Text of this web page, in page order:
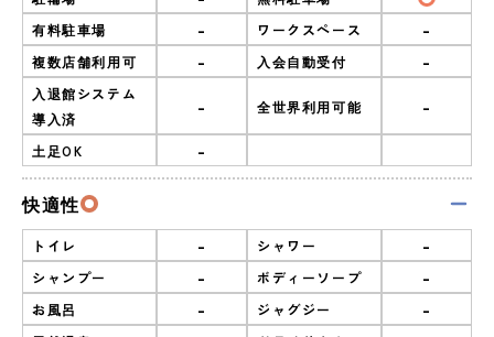
有料駐車場
- ワークスペース -
複数店舗利用可 - 入会自動受付 -
入退館システム
導入済
- 全世界利用可能 -
土足OK -
快適性
トイレ - シャワー -
シャンプー - ボディーソープ -
お風呂 - ジャグジー -